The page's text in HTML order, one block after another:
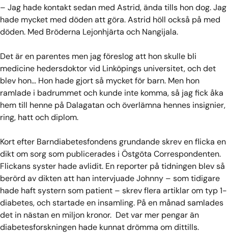
– Jag hade kontakt sedan med Astrid, ända tills hon dog. Jag
hade mycket med döden att göra. Astrid höll också på med
döden. Med Bröderna Lejonhjärta och Nangijala.
Det är en parentes men jag föreslog att hon skulle bli
medicine hedersdoktor vid Linköpings universitet, och det
blev hon… Hon hade gjort så mycket för barn. Men hon
ramlade i badrummet och kunde inte komma, så jag fick åka
hem till henne på Dalagatan och överlämna hennes insignier,
ring, hatt och diplom.
Kort efter Barndiabetesfondens grundande skrev en flicka en
dikt om sorg som publicerades i Östgöta Correspondenten.
Flickans syster hade avlidit. En reporter på tidningen blev så
berörd av dikten att han intervjuade Johnny – som tidigare
hade haft systern som patient – skrev flera artiklar om typ 1-
diabetes, och startade en insamling. På en månad samlades
det in nästan en miljon kronor. Det var mer pengar än
diabetesforskningen hade kunnat drömma om dittills.